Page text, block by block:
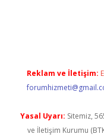
Reklam ve İletişim:
Yasal Uyarı: Sitemiz,
ve İletişim Kurumu